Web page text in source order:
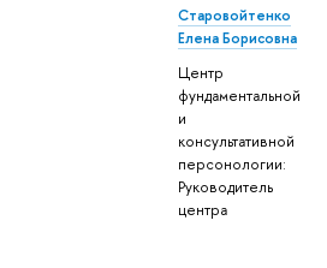
Старовойтенко
Елена Борисовна
Центр
фундаментальной
и
консультативной
персонологии:
Руководитель
центра